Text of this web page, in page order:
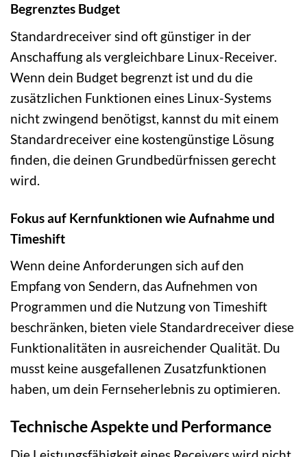
Begrenztes Budget
Standardreceiver sind oft günstiger in der
Anschaffung als vergleichbare Linux-Receiver.
Wenn dein Budget begrenzt ist und du die
zusätzlichen Funktionen eines Linux-Systems
nicht zwingend benötigst, kannst du mit einem
Standardreceiver eine kostengünstige Lösung
finden, die deinen Grundbedürfnissen gerecht
wird.
Fokus auf Kernfunktionen wie Aufnahme und
Timeshift
Wenn deine Anforderungen sich auf den
Empfang von Sendern, das Aufnehmen von
Programmen und die Nutzung von Timeshift
beschränken, bieten viele Standardreceiver diese
Funktionalitäten in ausreichender Qualität. Du
musst keine ausgefallenen Zusatzfunktionen
haben, um dein Fernseherlebnis zu optimieren.
Technische Aspekte und Performance